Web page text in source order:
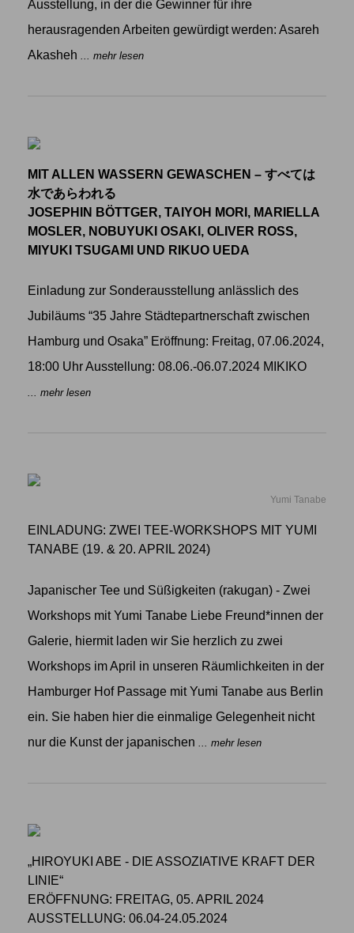
Ausstellung, in der die Gewinner für ihre
herausragenden Arbeiten gewürdigt werden: Asareh
Akasheh ... mehr lesen
MIT ALLEN WASSERN GEWASCHEN – すべては
水であらわれる
JOSEPHIN BÖTTGER, TAIYOH MORI, MARIELLA
MOSLER, NOBUYUKI OSAKI, OLIVER ROSS,
MIYUKI TSUGAMI UND RIKUO UEDA
Einladung zur Sonderausstellung anlässlich des
Jubiläums “35 Jahre Städtepartnerschaft zwischen
Hamburg und Osaka” Eröffnung: Freitag, 07.06.2024,
18:00 Uhr Ausstellung: 08.06.-06.07.2024 MIKIKO
... mehr lesen
Yumi Tanabe
EINLADUNG: ZWEI TEE-WORKSHOPS MIT YUMI
TANABE (19. & 20. APRIL 2024)
Japanischer Tee und Süßigkeiten (rakugan) - Zwei
Workshops mit Yumi Tanabe Liebe Freund*innen der
Galerie, hiermit laden wir Sie herzlich zu zwei
Workshops im April in unseren Räumlichkeiten in der
Hamburger Hof Passage mit Yumi Tanabe aus Berlin
ein. Sie haben hier die einmalige Gelegenheit nicht
nur die Kunst der japanischen
... mehr lesen
„HIROYUKI ABE - DIE ASSOZIATIVE KRAFT DER
LINIE“
ERÖFFNUNG: FREITAG, 05. APRIL 2024
AUSSTELLUNG: 06.04-24.05.2024